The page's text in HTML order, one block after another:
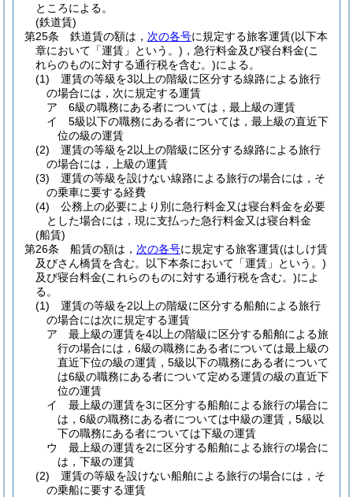
ところによる。
(鉄道賃)
第25条
鉄道賃の額は， 次の各号に規定する旅客運賃(以下本
章において「運賃」という。) ，急行料金及び寝台料金(こ
れらのものに対する通行税を含む。)による。
(1)
運賃の等級を3以上の階級に区分する線路による旅行
の場合には，次に規定する運賃
ア
6級の職務にある者については，最上級の運賃
イ
5級以下の職務にある者については，最上級の直近下
位の級の運賃
(2)
運賃の等級を2以上の階級に区分する線路による旅行
の場合には，上級の運賃
(3)
運賃の等級を設けない線路による旅行の場合には，そ
の乗車に要する経費
(4)
公務上の必要により別に急行料金又は寝台料金を必要
とした場合には，現に支払った急行料金又は寝台料金
(船賃)
第26条
船賃の額は， 次の各号に規定する旅客運賃(はしけ賃
及びさん橋賃を含む。以下本条において「運賃」という。)
及び寝台料金(これらのものに対する通行税を含む。)によ
る。
(1)
運賃の等級を2以上の階級に区分する船舶による旅行
の場合には次に規定する運賃
ア
最上級の運賃を4以上の階級に区分する船舶による旅
行の場合には，6級の職務にある者については最上級の
直近下位の級の運賃，5級以下の職務にある者について
は6級の職務にある者について定める運賃の級の直近下
位の運賃
イ
最上級の運賃を3に区分する船舶による旅行の場合に
は，6級の職務にある者については中級の運賃，5級以
下の職務にある者については下級の運賃
ウ
最上級の運賃を2に区分する船舶による旅行の場合に
は，下級の運賃
(2)
運賃の等級を設けない船舶による旅行の場合には，そ
の乗船に要する運賃